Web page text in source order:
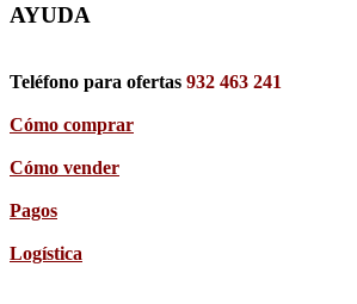
AYUDA
Teléfono para ofertas 932 463 241
Cómo comprar
Cómo vender
Pagos
Logística